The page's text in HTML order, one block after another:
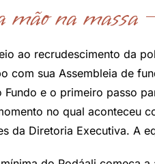
mão na massa
ao recrudescimento da
com sua Assembleia de
e o primeiro passo
no qual aconteceu
da Diretoria Executiva. A